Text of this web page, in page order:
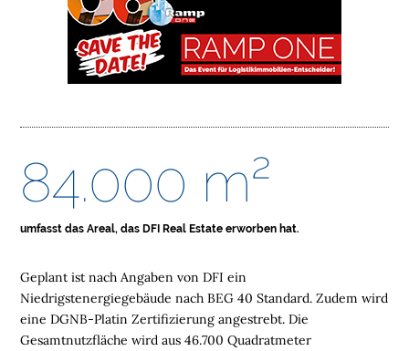
O
M
I
K
I
M
M
Geplant ist nach Angaben von DFI ein
Niedrigstenergiegebäude nach BEG 40 Standard. Zudem wird
eine DGNB-Platin Zertifizierung angestrebt. Die
Gesamtnutzfläche wird aus 46.700 Quadratmeter
84.000 m²
umfasst das Areal, das DFI Real Estate erworben hat.